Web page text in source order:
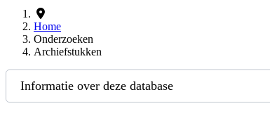
Home
Onderzoeken
Archiefstukken
Informatie over deze database